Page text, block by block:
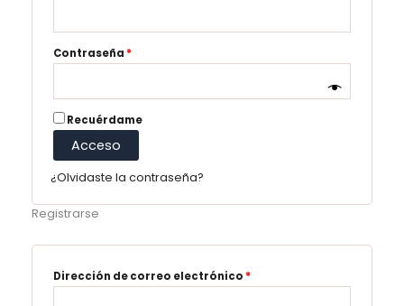
Contraseña *Obligatorio
Recuérdame
Acceso
¿Olvidaste la contraseña?
Registrarse
Dirección de correo electrónico *Obligatorio